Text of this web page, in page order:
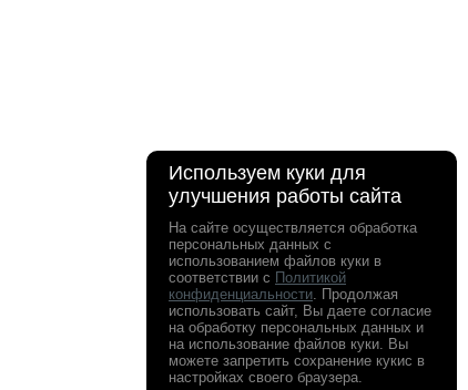
Используем куки для
улучшения работы сайта
На сайте осуществляется обработка
персональных данных с
использованием файлов куки в
соответствии с Политикой
конфиденциальности. Продолжая
использовать сайт, Вы даете согласие
на обработку персональных данных и
на использование файлов куки. Вы
можете запретить сохранение кукис в
настройках своего браузера.